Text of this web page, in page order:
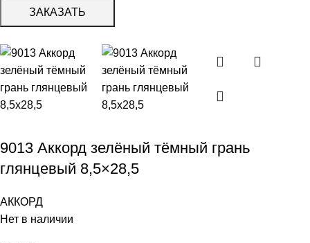
ЗАКАЗАТЬ
9013 Аккорд зелёный тёмный грань
глянцевый 8,5×28,5
АККОРД
Нет в наличии